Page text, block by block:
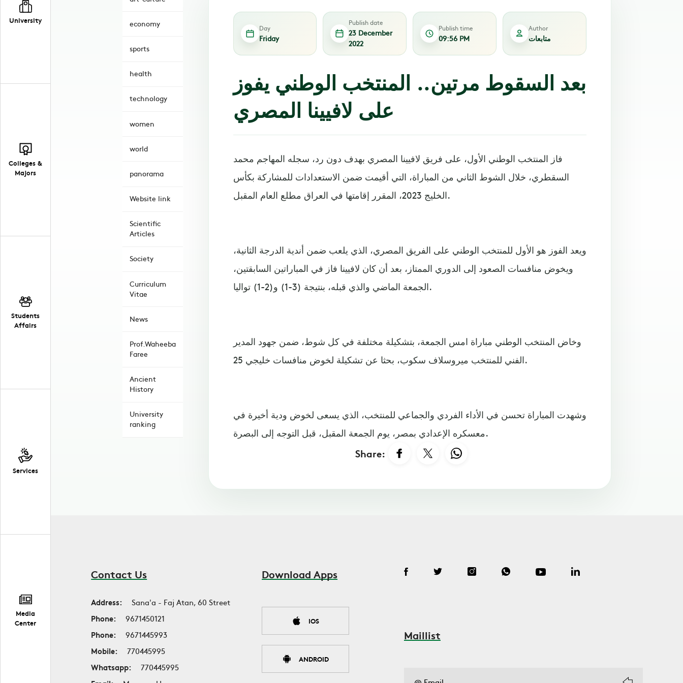
University
Colleges &
Majors
Students
Affairs
Services
Media
Center
economy
sports
health
technology
women
world
panorama
Website link
Scientific
Articles
Society
Curriculum
Vitae
News
Prof.Waheeba
Faree
Ancient
History
University
ranking
Day
Friday
Publish date
23 December
2022
Publish time
09:56 PM
Author
متابعات
بعد السقوط مرتين.. المنتخب الوطني يفوز
على لافيينا المصري
فاز المنتخب الوطني الأول، على فريق لافيينا المصري بهدف دون رد، سجله المهاجم محمد
السقطري، خلال الشوط الثاني من المباراة، التي أقيمت ضمن الاستعدادات للمشاركة بكأس
الخليج 2023، المقرر إقامتها في العراق مطلع العام المقبل.
ويعد الفوز هو الأول للمنتخب الوطني على الفريق المصري، الذي يلعب ضمن أندية الدرجة الثانية،
ويخوض منافسات الصعود إلى الدوري الممتاز، بعد أن كان لافيينا فاز في المباراتين السابقتين،
الجمعة الماضي والذي قبله، بنتيجة (3-1) و(2-1) تواليا.
وخاض المنتخب الوطني مباراة امس الجمعة، بتشكيلة مختلفة في كل شوط، ضمن جهود المدير
الفني للمنتخب ميروسلاف سكوب، بحثا عن تشكيلة لخوض منافسات خليجي 25.
وشهدت المباراة تحسن في الأداء الفردي والجماعي للمنتخب، الذي يسعى لخوض ودية أخيرة في
معسكره الإعدادي بمصر، يوم الجمعة المقبل، قبل التوجه إلى البصرة.
Share:
Contact Us
Address:
Sana'a - Faj Atan, 60 Street
Phone:
9671450121
Phone:
9671445993
Mobile:
770445995
Whatsapp:
770445995
Download Apps
IOS
ANDROID
Maillist